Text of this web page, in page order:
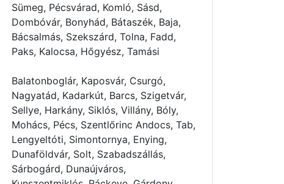
Sümeg, Pécsvárad, Komló, Sásd,
Dombóvár, Bonyhád, Bátaszék, Baja,
Bácsalmás, Szekszárd, Tolna, Fadd,
Paks, Kalocsa, Hőgyész, Tamási
Balatonboglár, Kaposvár, Csurgó,
Nagyatád, Kadarkút, Barcs, Szigetvár,
Sellye, Harkány, Siklós, Villány, Bóly,
Mohács, Pécs, Szentlőrinc Andocs, Tab,
Lengyeltóti, Simontornya, Enying,
Dunaföldvár, Solt, Szabadszállás,
Sárbogárd, Dunaújváros,